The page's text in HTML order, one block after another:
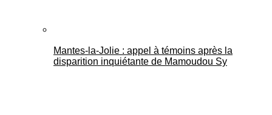
Mantes-la-Jolie : appel à témoins après la
disparition inquiétante de Mamoudou Sy